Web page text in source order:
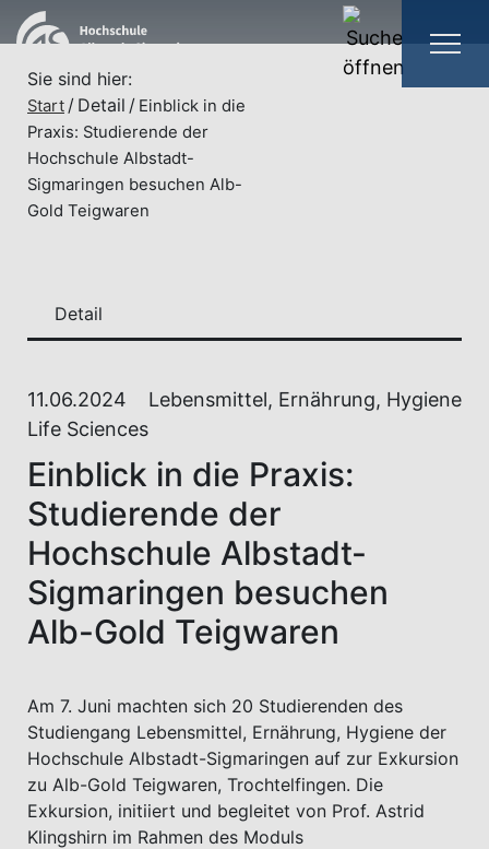
Sie sind hier:
Start Detail
Einblick in die
Praxis: Studierende der
Hochschule Albstadt-
Sigmaringen besuchen Alb-
Gold Teigwaren
11.06.2024
Lebensmittel, Ernährung, Hygiene
Life Sciences
Einblick in die Praxis:
Studierende der
Hochschule Albstadt-
Sigmaringen besuchen
Alb-Gold Teigwaren
Am 7. Juni machten sich 20 Studierenden des
Studiengang Lebensmittel, Ernährung, Hygiene der
Hochschule Albstadt-Sigmaringen auf zur Exkursion
zu Alb-Gold Teigwaren, Trochtelfingen. Die
Exkursion, initiiert und begleitet von Prof. Astrid
Klingshirn im Rahmen des Moduls
Detail